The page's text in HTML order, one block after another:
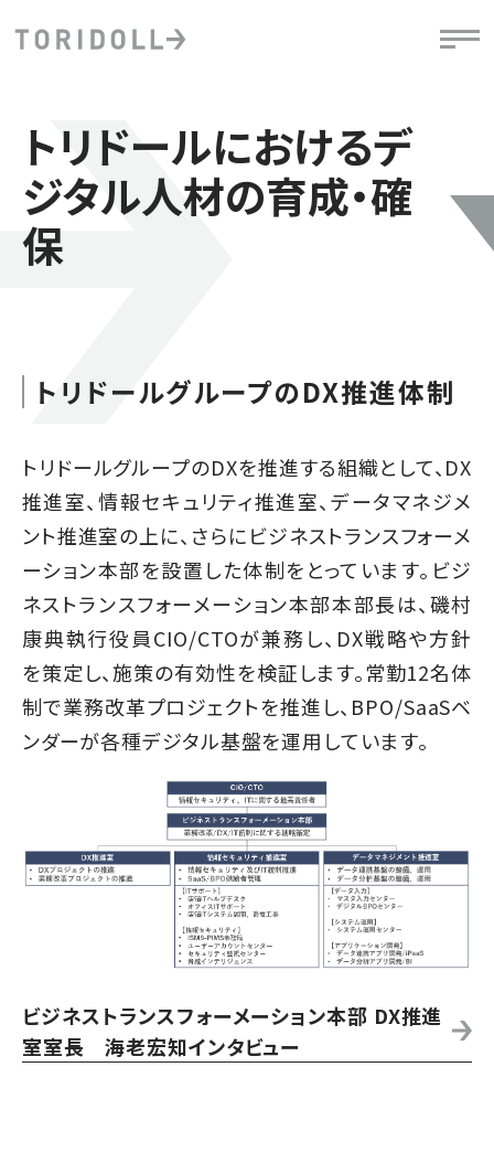
トリドールにおけるデ
ジタル人材の育成・確
保
トリドールグループのDX推進体制
トリドールグループのDXを推進する組織として、DX
推進室、情報セキュリティ推進室、データマネジメ
ント推進室の上に、さらにビジネストランスフォーメ
ーション本部を設置した体制をとっています。ビジ
ネストランスフォーメーション本部本部長は、磯村
康典執行役員CIO/CTOが兼務し、DX戦略や方針
を策定し、施策の有効性を検証します。常勤12名体
制で業務改革プロジェクトを推進し、BPO/SaaSベ
ンダーが各種デジタル基盤を運用しています。
ビジネストランスフォーメーション本部 DX推進
室室長 海老宏知インタビュー